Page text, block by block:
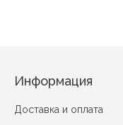
Информация
Доставка и оплата